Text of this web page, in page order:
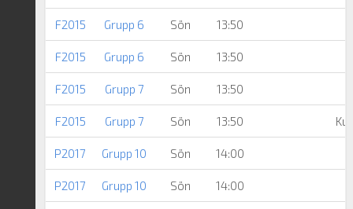
F2015 Grupp 6 Sön 13:50
F2015 Grupp 6 Sön 13:50
F2015 Grupp 7 Sön 13:50
F2015 Grupp 7 Sön 13:50
P2017 Grupp 10 Sön 14:00
P2017 Grupp 10 Sön 14:00